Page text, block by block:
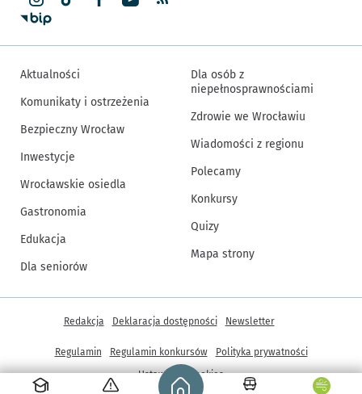
Strona główna - wroclaw.pl
Aktualności
Komunikaty i ostrzeżenia
Bezpieczny Wrocław
Inwestycje
Wrocławskie osiedla
Gastronomia
Edukacja
Dla seniorów
Dla osób z
niepełnosprawnościami
Zdrowie we Wrocławiu
Wiadomości z regionu
Polecamy
Konkursy
Quizy
Mapa strony
Inne informacje
Redakcja Deklaracja dostępności Newsletter
Regulamin Regulamin konkursów
Polityka prywatności
Ustawienia cookies